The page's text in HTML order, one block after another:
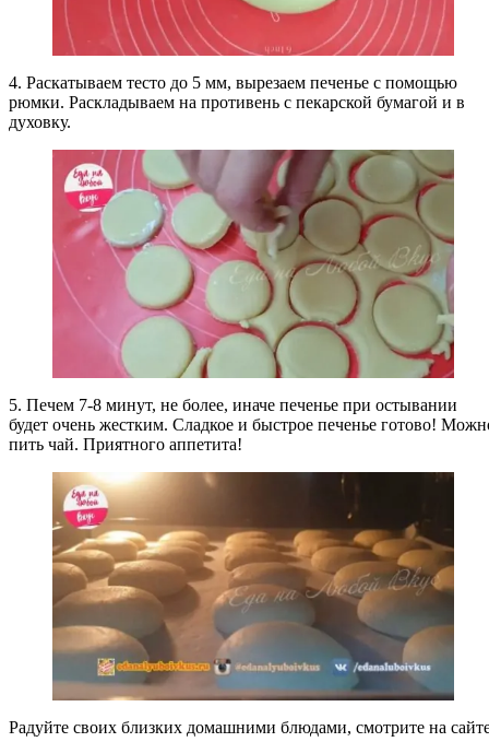
4. Раскатываем тесто до 5 мм, вырезаем печенье с помощью
рюмки. Раскладываем на противень с пекарской бумагой и в
духовку.
5. Печем 7-8 минут, не более, иначе печенье при остывании
будет очень жестким. Сладкое и быстрое печенье готово!
пить чай. Приятного аппетита!
Радуйте своих близких домашними блюдами, смотрите на